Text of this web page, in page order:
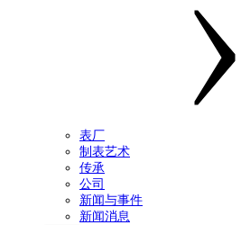
表厂
制表艺术
传承
公司
新闻与事件
新闻消息